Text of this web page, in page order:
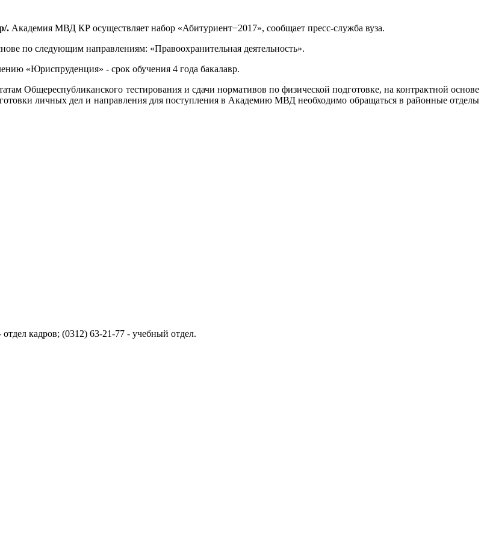
. Академия МВД КР осуществляет набор «Абитуриент−2017», сообщает пресс-служба вуза.
по следующим направлениям: «Правоохранительная деятельность».
«Юриспруденция» - срок обучения 4 года бакалавр.
Общереспубликанского тестирования и сдачи нормативов по физической подготовке, на контрактной основе
личных дел и направления для поступления в Академию МВД необходимо обращаться в районные отделы
кадров; (0312) 63-21-77 - учебный отдел.